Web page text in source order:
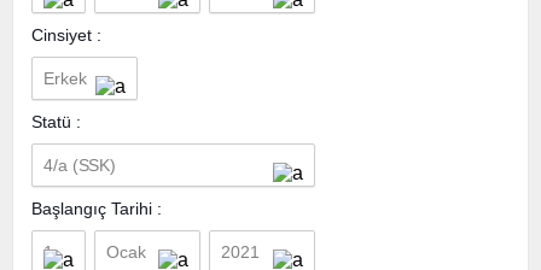
Cinsiyet :
Statü :
Başlangıç Tarihi :